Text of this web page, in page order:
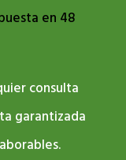
en 48
consulta
garantizada